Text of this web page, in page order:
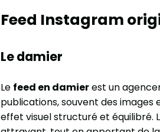
Feed Instagram
Le damier
Le feed en damierest un
publications, souvent des
effet visuel structuré et équilibré.